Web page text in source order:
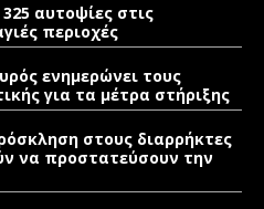
αυτοψίες στις
περιοχές
ενημερώνει τους
για τα μέτρα στήριξης
στους διαρρήκτες
να προστατεύσουν την